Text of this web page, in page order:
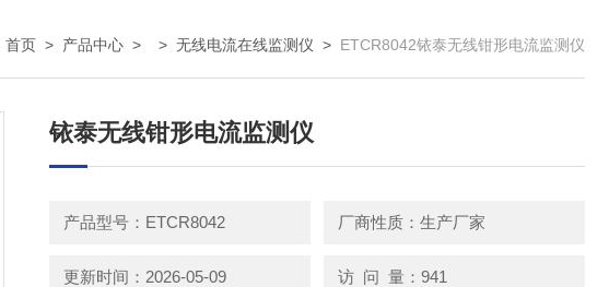
首页 > 产品中心 > > 无线电流在线监测仪 > ETCR8042铱泰无线钳形电流监测仪
铱泰无线钳形电流监测仪
产品型号：ETCR8042 厂商性质：生产厂家
更新时间：2026-05-09 访 问 量：941